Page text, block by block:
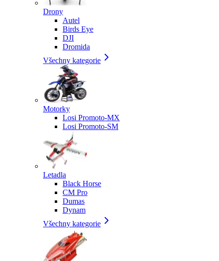
Drony
Autel
Birds Eye
DJI
Dromida
Všechny kategorie
Motorky
Losi Promoto-MX
Losi Promoto-SM
Letadla
Black Horse
CM Pro
Dumas
Dynam
Všechny kategorie